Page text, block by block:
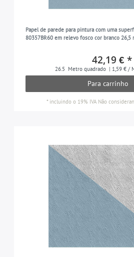
Papel de parede para pintura com uma
80357BR60 em relevo fosco cor branco 26,5
42,19 € *
26.5 Metro quadrado | 1,59 € /
Para carrinho
* incluindo o 19% IVA Não